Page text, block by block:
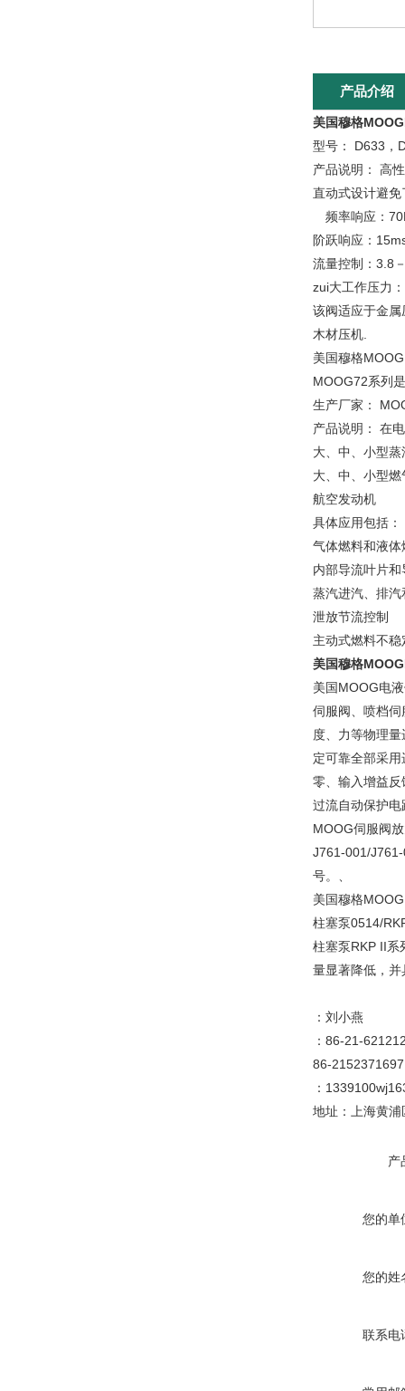
产品介绍
美国穆格
型号： D633，
产品说明： 高
直动式设计避
频率响应：
阶跃响应：
流量控制：3.8
zui大工作压力
该阀适应于金
木材压机.
美国穆格
MOOG72系列
生产厂家：
产品说明： 在
大、中、小型蒸
大、中、小型燃
航空发动机
具体应用包括：
气体燃料和液体
内部导流叶片
蒸汽进汽、排汽
泄放节流控制
主动式燃料不
美国穆格
美国MOOG电
伺服阀、喷档
度、力等物理
定可靠全部采
零、输入增益
过流自动保护
MOOG伺服阀
J761-001/J761-
号。、
美国穆格
柱塞泵0514/
柱塞泵RKP II系
量显著降低，
：刘小燕
：86-21-
86-2152371697
：
地址：上海黄
产
您的单
您的姓
联系电